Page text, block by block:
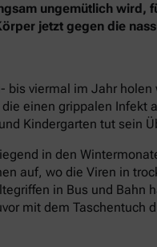
ungemütlich wird,
jetzt gegen die
bis viermal im Jahr
einen grippalen Infekt
Kindergarten tut sein
in den
auf, wo die Viren in
in Bus und
mit dem Taschentuch